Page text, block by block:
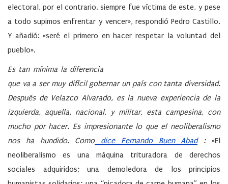
electoral, por el contrario, siempre fue víctima de este, y pese
a todo supimos enfrentar y vencer», respondió Pedro Castillo.
Y añadió: «seré el primero en hacer respetar la voluntad del
pueblo».
Es tan mínima la diferencia
que va a ser muy difícil gobernar un país con tanta diversidad.
Después de Velazco Alvarado, es la nueva experiencia de la
izquierda, aquella, nacional, y militar, esta campesina, con
mucho por hacer. Es impresionante lo que el neoliberalismo
nos ha hundido. Comodice Fernando Buen Abad:«El
neoliberalismo es una máquina trituradora de derechos
sociales adquiridos; una demoledora de los principios